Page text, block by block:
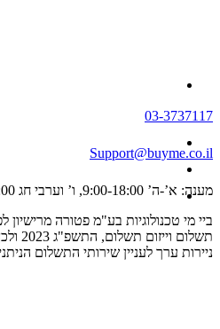
03-3737117
Support@buyme.co.il
מענה: א’-ה’ 9:00-18:00, ו’ וערבי חג 9:00-13:00
ביי מי טכנולוגיות בע"מ פטורה
ניירות ערך לעניין שירותי התשלום